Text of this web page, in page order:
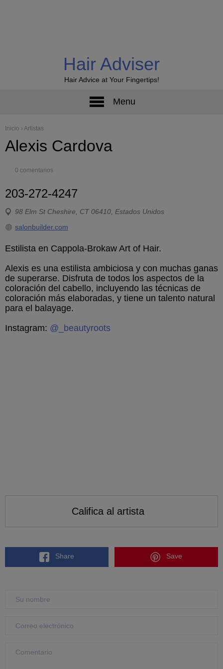
Hair Adviser
Hair Advice at Your Fingertips!
Menu
Inicio › Artistas
Alexis Cardova
0 comentarios
203-272-4247
98 Elm St Cheshire, CT 06410, Estados Unidos
salonbuilder.com
Estilista en Cappola-Brokaw Art of Hair.
Alexis es una estilista ambiciosa y con muchas ganas
de superarse. Disfruta de todos los aspectos de la
coloración del cabello, incluyendo las técnicas de
coloración más elaboradas, y tiene un talento natural
para el balayage.
Instagram: @_beautyroots
Califica al artista
Share Save